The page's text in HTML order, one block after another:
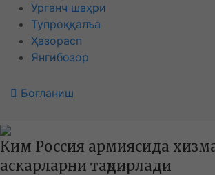
Урганч шаҳри
Тупроққалъа
Ҳазорасп
Янгибозор
Боғланиш
Ким Россия армиясида
аскарларни тақдирлади